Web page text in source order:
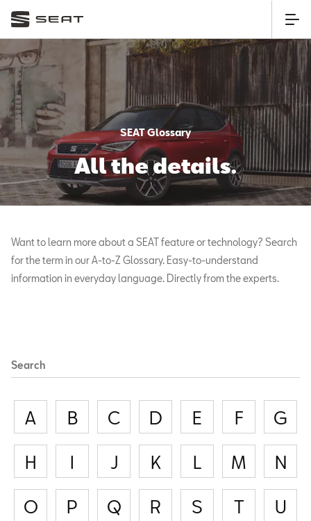
SEAT Glossary
All the details.
Want to learn more about a SEAT feature or technology? Search
for the term in our A-to-Z Glossary. Easy-to-understand
information in everyday language. Directly from the experts.
Search
A B C D E F G
H I J K L M N
O P Q R S T U